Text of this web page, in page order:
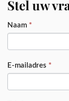
Stel uw
PRODUCT
Naam *
E-mailadres *